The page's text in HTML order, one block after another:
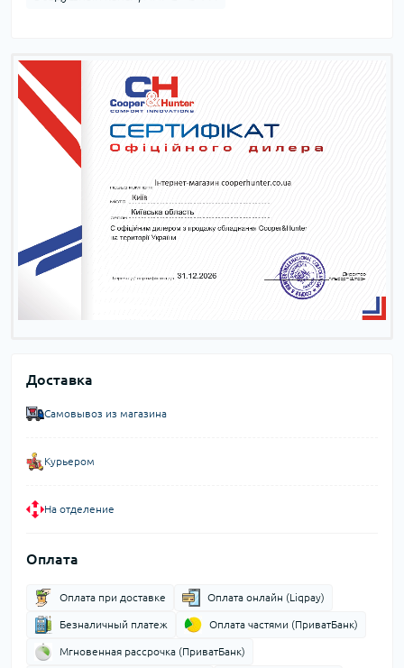
Доставка
Самовывоз из магазина
Курьером
На отделение
Оплата
Оплата при доставке Оплата онлайн (Liqpay)
Безналичный платеж Оплата частями (ПриватБанк)
Мгновенная рассрочка (ПриватБанк)